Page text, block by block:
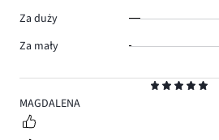
5
MAGDALENA
Za duży
Za mały